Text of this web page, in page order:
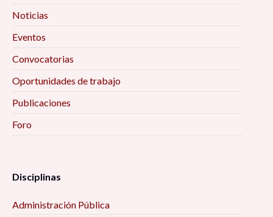
Noticias
Eventos
Convocatorias
Oportunidades de trabajo
Publicaciones
Foro
Disciplinas
Administración Pública